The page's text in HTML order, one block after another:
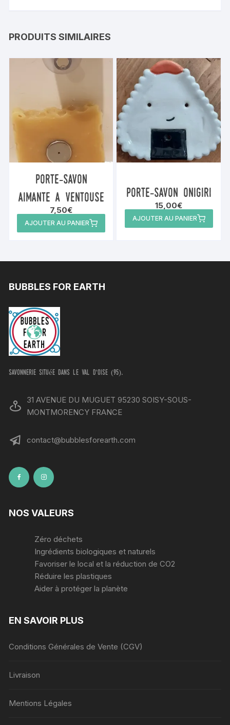
PRODUITS SIMILAIRES
porte-savon
aimante a ventouse
7,50€
AJOUTER AU PANIER
porte-savon onigiri
15,00€
AJOUTER AU PANIER
BUBBLES FOR EARTH
savonnerie située dans le val d'oise (95).
31 AVENUE DU MUGUET 95230 SOISY-SOUS-
MONTMORENCY FRANCE
contact@bubblesforearth.com
NOS VALEURS
Zéro déchets
Ingrédients biologiques et naturels
Favoriser le local et la réduction de CO2
Réduire les plastiques
Aider à protéger la planète
EN SAVOIR PLUS
Conditions Générales de Vente (CGV)
Livraison
Mentions Légales